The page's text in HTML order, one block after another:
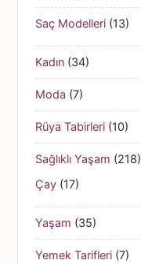
Saç Modelleri (13)
Kadın (34)
Moda (7)
Rüya Tabirleri (10)
Sağlıklı Yaşam (218)
Çay (17)
Yaşam (35)
Yemek Tarifleri (7)